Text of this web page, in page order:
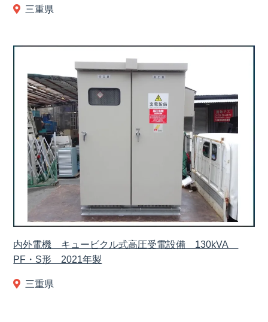
三重県
内外電機 キュービクル式高圧受電設備 130kVA
PF・S形 2021年製
三重県